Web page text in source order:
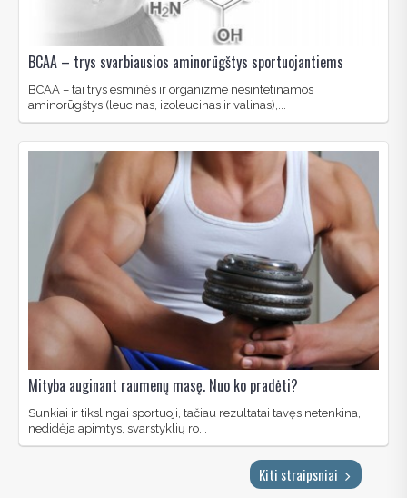
BCAA – trys svarbiausios aminorūgštys sportuojantiems
BCAA – tai trys esminės ir organizme nesintetinamos
aminorūgštys (leucinas, izoleucinas ir valinas),...
Mityba auginant raumenų masę. Nuo ko pradėti?
Sunkiai ir tikslingai sportuoji, tačiau rezultatai tavęs netenkina,
nedidėja apimtys, svarstyklių ro...
Kiti straipsniai